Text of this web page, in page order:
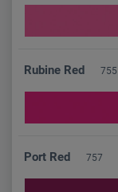
Rubine Red 755
Port Red 757